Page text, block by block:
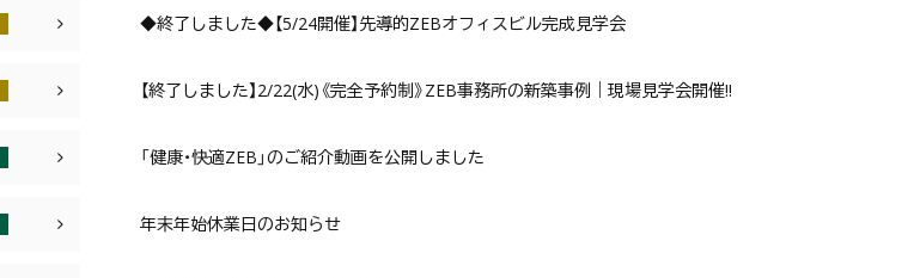
◆終了しました◆【5/24開催】先導的ZEBオフィスビル完成見学会
【終了しました】2/22(水)《完全予約制》ZEB事務所の新築事例｜現場見学会開催!!
「健康・快適ZEB」のご紹介動画を公開しました
年末年始休業日のお知らせ